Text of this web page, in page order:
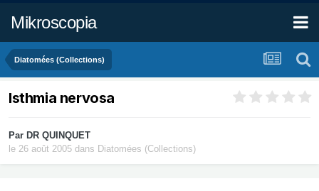
Mikroscopia
Diatomées (Collections)
Isthmia nervosa
Par DR QUINQUET
le 26 août 2005 dans Diatomées (Collections)